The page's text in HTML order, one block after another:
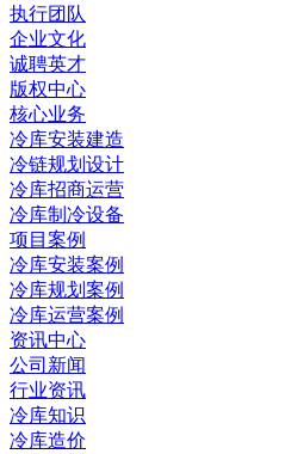
执行团队
企业文化
诚聘英才
版权中心
核心业务
冷库安装建造
冷链规划设计
冷库招商运营
冷库制冷设备
项目案例
冷库安装案例
冷库规划案例
冷库运营案例
资讯中心
公司新闻
行业资讯
冷库知识
冷库造价